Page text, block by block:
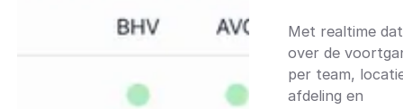
Met realtime
over de
per team,
afdeling en